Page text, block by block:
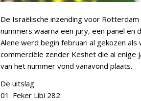
De Israëlische inzending voor
nummers waarna een jury, een panel en
Alene werd begin februari al gekozen als
commerciële zender Keshet die al
van het nummer vond vanavond plaats.
De uitslag:
01. Feker Libi 282